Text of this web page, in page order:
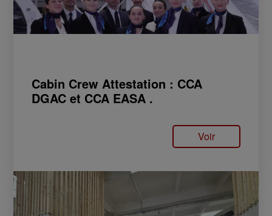
Cabin Crew Attestation : CCA
DGAC et CCA EASA .
Voir